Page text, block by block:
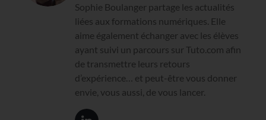
Sophie Boulanger partage les actualités
liées aux formations numériques. Elle
aime également échanger avec les élèves
ayant suivi un parcours sur Tuto.com afin
de transmettre leurs retours
d’expérience… et peut-être vous donner
envie, vous aussi, de vous lancer.